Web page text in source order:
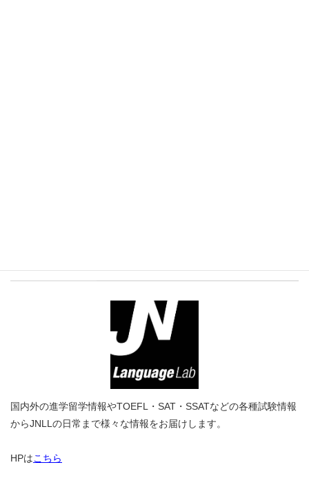
国内外の進学留学情報やTOEFL・SAT・SSATなどの各種試験情報
からJNLLの日常まで様々な情報をお届けします。
HPはこちら